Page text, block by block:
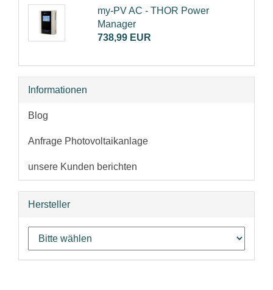
my-PV AC - THOR Power
Manager
738,99 EUR
Informationen
Blog
Anfrage Photovoltaikanlage
unsere Kunden berichten
Hersteller